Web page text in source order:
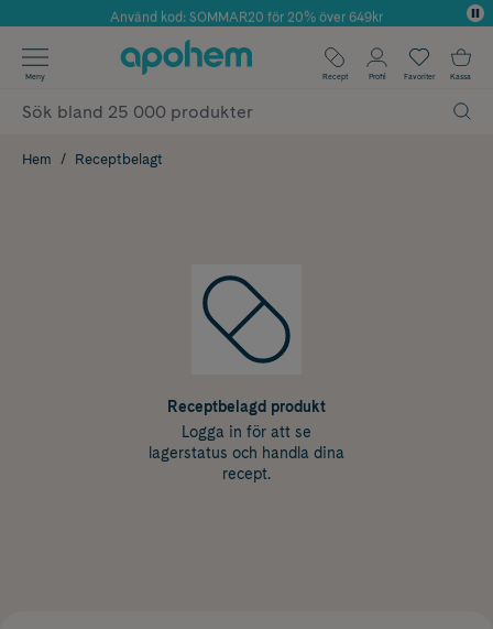
Årets Butik 2025 inom Skönhet
Använd kod: SOMMAR20 för 20% över 649kr
✓ Fri frakt
✓ Poäng på alla köp*
Meny Recept Profil Favoriter Kassa
Hem Receptbelagt
Receptbelagd produkt
Logga in för att se
lagerstatus och handla dina
recept.